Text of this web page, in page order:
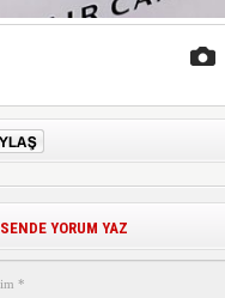
SENDE YORUM YAZ